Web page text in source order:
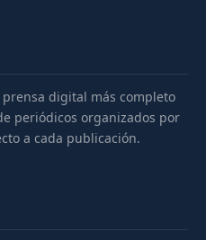
digital más completo
periódicos organizados por
a cada publicación.